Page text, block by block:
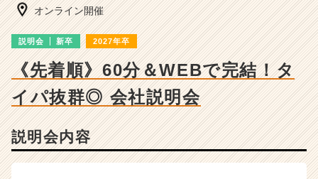
成
企
業
か
カ
ウ
オンライン開催
説明会 新卒 2027年卒
《先着順》60分＆WEBで完結！タ
イパ抜群◎ 会社説明会
説明会内容